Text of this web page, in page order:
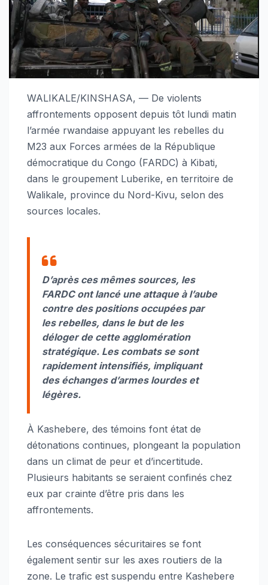
WALIKALE/KINSHASA, — De violents
affrontements opposent depuis tôt lundi matin
l’armée rwandaise appuyant les rebelles du
M23 aux Forces armées de la République
démocratique du Congo (FARDC) à Kibati,
dans le groupement Luberike, en territoire de
Walikale, province du Nord-Kivu, selon des
sources locales.
D’après ces mêmes sources, les
FARDC ont lancé une attaque à l’aube
contre des positions occupées par
les rebelles, dans le but de les
déloger de cette agglomération
stratégique. Les combats se sont
rapidement intensifiés, impliquant
des échanges d’armes lourdes et
légères.
À Kashebere, des témoins font état de
détonations continues, plongeant la population
dans un climat de peur et d’incertitude.
Plusieurs habitants se seraient confinés chez
eux par crainte d’être pris dans les
affrontements.
Les conséquences sécuritaires se font
également sentir sur les axes routiers de la
zone. Le trafic est suspendu entre Kashebere